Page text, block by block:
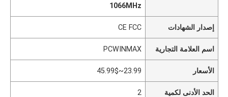
1066MHz
إصدار الشهادات CE FCC
اسم العلامة التجارية PCWINMAX
الأسعار 23.99~45.99$
الحد الأدنى لكمية 2